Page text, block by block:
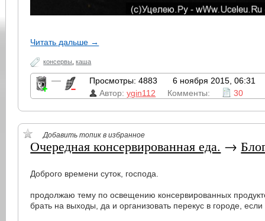
Читать дальше →
консервы ,каша
— Просмотры: 4883
6 ноября 2015, 06:31
Автор:ygin112 Комменты: 30
Добавить топик в избранное
Очередная консервированная еда. →
Доброго времени суток, господа.
продолжаю тему по освещению консервированных
брать на выходы, да и организовать перекус в городе, если